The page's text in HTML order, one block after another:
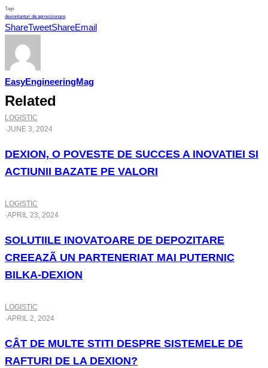
Tags
dexion lanturi de aprovizionare
ShareTweetShareEmail
EasyEngineeringMag
Related
LOGISTIC
·JUNE 3, 2024
DEXION, O POVESTE DE SUCCES A INOVATIEI SI
ACTIUNII BAZATE PE VALORI
LOGISTIC
·APRIL 23, 2024
SOLUTIILE INOVATOARE DE DEPOZITARE
CREEAZÃ UN PARTENERIAT MAI PUTERNIC
BILKA-DEXION
LOGISTIC
·APRIL 2, 2024
CÂT DE MULTE STITI DESPRE SISTEMELE DE
RAFTURI DE LA DEXION?